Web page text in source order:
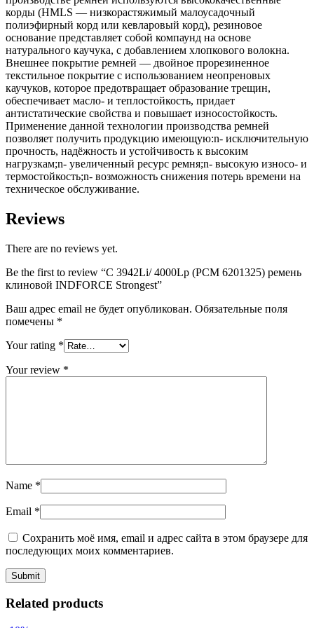
корды (HMLS — низкорастяжимый малоусадочный
полиэфирный корд или кевларовый корд), резиновое
основание представляет собой компаунд на основе
натурального каучука, с добавлением хлопкового волокна.
Внешнее покрытие ремней — двойное прорезиненное
текстильное покрытие с использованием неопреновых
каучуков, которое предотвращает образование трещин,
обеспечивает масло- и теплостойкость, придает
антистатические свойства и повышает износостойкость.
Применение данной технологии производства ремней
позволяет получить продукцию имеющую:n- исключительную
прочность, надёжность и устойчивость к высоким
нагрузкам;n- увеличенный ресурс ремня;n- высокую износо- и
термостойкость;n- возможность снижения потерь времени на
техническое обслуживание.
Reviews
There are no reviews yet.
Be the first to review “C 3942Li/ 4000Lp (РСМ 6201325) ремень
клиновой INDFORCE Strongest”
Ваш адрес email не будет опубликован. Обязательные поля
помечены *
Your rating *
Your review *
Name *
Email *
Сохранить моё имя, email и адрес сайта в этом браузере для
последующих моих комментариев.
Related products